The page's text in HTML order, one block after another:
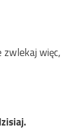
więc,